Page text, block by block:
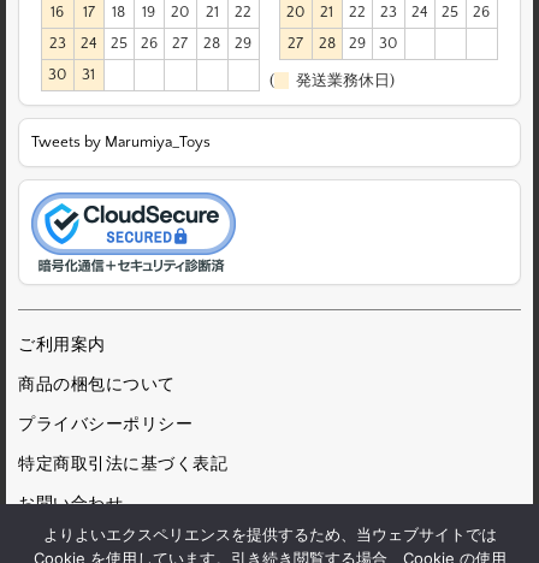
16
17 18 19 20 21
22
23
24 25 26 27 28
29
30
31
20
21 22 23 24 25
26
27
28 29 30
( 発送業務休日)
Tweets by Marumiya_Toys
ご利用案内
商品の梱包について
プライバシーポリシー
特定商取引法に基づく表記
お問い合わせ
よりよいエクスペリエンスを提供するため、当ウェブサイトでは
Cookie を使用しています。引き続き閲覧する場合、Cookie の使用